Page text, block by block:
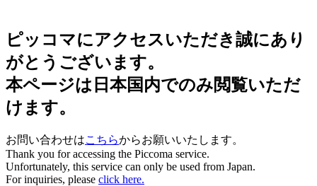
ピッコマにアクセスいただき誠にあり
がとうございます。
本ページは日本国内でのみ閲覧いただ
けます。
お問い合わせはこちらからお願いいたします。
Thank you for accessing the Piccoma service.
Unfortunately, this service can only be used from Japan.
For inquiries, please click here.